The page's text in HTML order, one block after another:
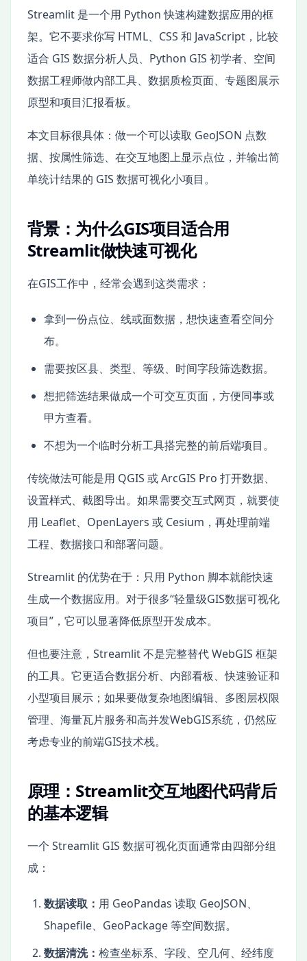
Streamlit 是一个用 Python 快速构建数据应用的框
架。它不要求你写 HTML、CSS 和 JavaScript，比较
适合 GIS 数据分析人员、Python GIS 初学者、空间
数据工程师做内部工具、数据质检页面、专题图展示
原型和项目汇报看板。
本文目标很具体：做一个可以读取 GeoJSON 点数
据、按属性筛选、在交互地图上显示点位，并输出简
单统计结果的 GIS 数据可视化小项目。
背景：为什么GIS项目适合用
Streamlit做快速可视化
在GIS工作中，经常会遇到这类需求：
拿到一份点位、线或面数据，想快速查看空间分
布。
需要按区县、类型、等级、时间字段筛选数据。
想把筛选结果做成一个可交互页面，方便同事或
甲方查看。
不想为一个临时分析工具搭完整的前后端项目。
传统做法可能是用 QGIS 或 ArcGIS Pro 打开数据、
设置样式、截图导出。如果需要交互式网页，就要使
用 Leaflet、OpenLayers 或 Cesium，再处理前端
工程、数据接口和部署问题。
Streamlit 的优势在于：只用 Python 脚本就能快速
生成一个数据应用。对于很多“轻量级GIS数据可视化
项目”，它可以显著降低原型开发成本。
但也要注意，Streamlit 不是完整替代 WebGIS 框架
的工具。它更适合数据分析、内部看板、快速验证和
小型项目展示；如果要做复杂地图编辑、多图层权限
管理、海量瓦片服务和高并发WebGIS系统，仍然应
考虑专业的前端GIS技术栈。
原理：Streamlit交互地图代码背后
的基本逻辑
一个 Streamlit GIS 数据可视化页面通常由四部分组
成：
数据读取： 用 GeoPandas 读取 GeoJSON、
Shapefile、GeoPackage 等空间数据。
数据清洗： 检查坐标系、字段、空几何、经纬度